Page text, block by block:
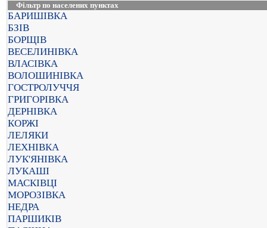
Фільтр по населених пунктах
БАРИШІВКА
БЗІВ
БОРЩІВ
ВЕСЕЛИНІВКА
ВЛАСІВКА
ВОЛОШИНІВКА
ГОСТРОЛУЧЧЯ
ГРИГОРІВКА
ДЕРНІВКА
КОРЖІ
ЛЕЛЯКИ
ЛЕХНІВКА
ЛУК'ЯНІВКА
ЛУКАШІ
МАСКІВЦІ
МОРОЗІВКА
НЕДРА
ПАРШИКІВ